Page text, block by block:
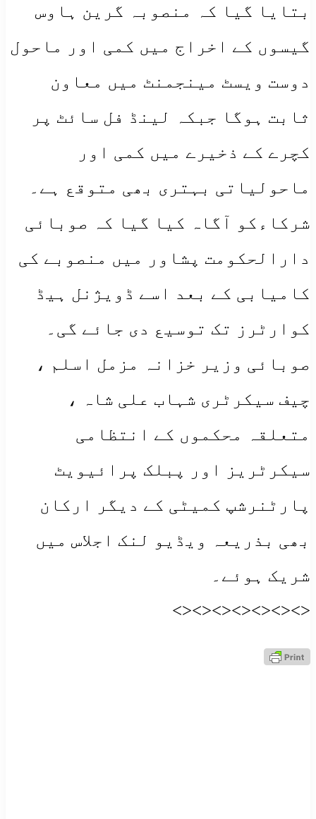
بتایا گیا کہ منصوبہ گرین ہاوس
گیسوں کے اخراج میں کمی اور ماحول
دوست ویسٹ مینجمنٹ میں معاون
ثابت ہوگا جبکہ لینڈ فل سائٹ پر
کچرے کے ذخیرے میں کمی اور
ماحولیاتی بہتری بھی متوقع ہے۔
شرکاءکو آگاہ کیا گیا کہ صوبائی
دارالحکومت پشاور میں منصوبے کی
کامیابی کے بعد اسے ڈویژنل ہیڈ
کوارٹرز تک توسیع دی جائے گی۔
صوبائی وزیر خزانہ مزمل اسلم ،
چیف سیکرٹری شہاب علی شاہ ،
متعلقہ محکموں کے انتظامی
سیکرٹریز اور پبلک پرائیویٹ
پارٹنرشپ کمیٹی کے دیگر ارکان
بھی بذریعہ ویڈیو لنک اجلاس میں
شریک ہوئے۔
<><><><><><><>